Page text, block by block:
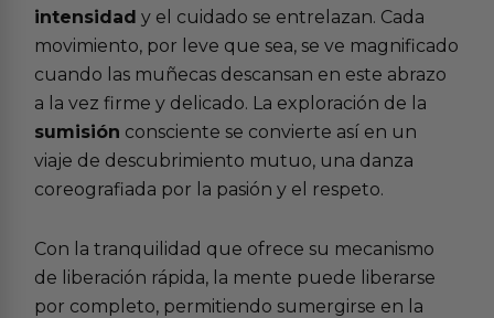
intensidad y el cuidado se entrelazan. Cada
movimiento, por leve que sea, se ve magnificado
cuando las muñecas descansan en este abrazo
a la vez firme y delicado. La exploración de la
sumisión consciente se convierte así en un
viaje de descubrimiento mutuo, una danza
coreografiada por la pasión y el respeto.
Con la tranquilidad que ofrece su mecanismo
de liberación rápida, la mente puede liberarse
por completo, permitiendo sumergirse en la